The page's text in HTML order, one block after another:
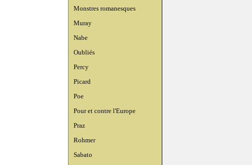
Monstres romanesques
Muray
Nabe
Oubliés
Percy
Picard
Poe
Pour et contre l'Europe
Praz
Rohmer
Sabato